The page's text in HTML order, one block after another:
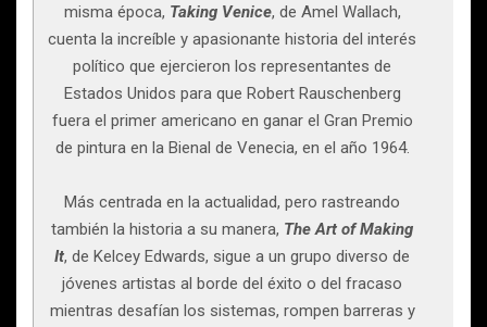
misma época, Taking Venice, de Amel Wallach,
cuenta la increíble y apasionante historia del interés
político que ejercieron los representantes de
Estados Unidos para que Robert Rauschenberg
fuera el primer americano en ganar el Gran Premio
de pintura en la Bienal de Venecia, en el año 1964.
Más centrada en la actualidad, pero rastreando
también la historia a su manera, The Art of Making
It, de Kelcey Edwards, sigue a un grupo diverso de
jóvenes artistas al borde del éxito o del fracaso
mientras desafían los sistemas, rompen barreras y